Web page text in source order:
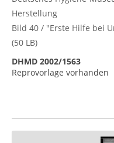
Herstellung
Bild 40 / "Erste Hilfe bei
(50 LB)
DHMD 2002/1563
Reprovorlage vorhanden